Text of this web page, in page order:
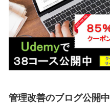
管理改善のブログ公開中